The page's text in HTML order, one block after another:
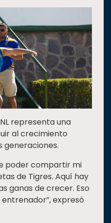
representa una
al crecimiento
generaciones.
poder compartir mi
de Tigres. Aquí hay
ganas de crecer. Eso
expresó